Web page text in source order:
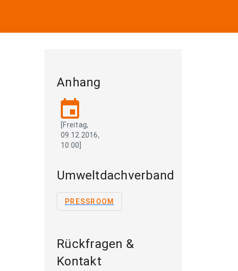
Anhang
event
[Freitag,
09.12.2016,
10:00]
Umweltdachverband
PRESSROOM
Rückfragen &
Kontakt